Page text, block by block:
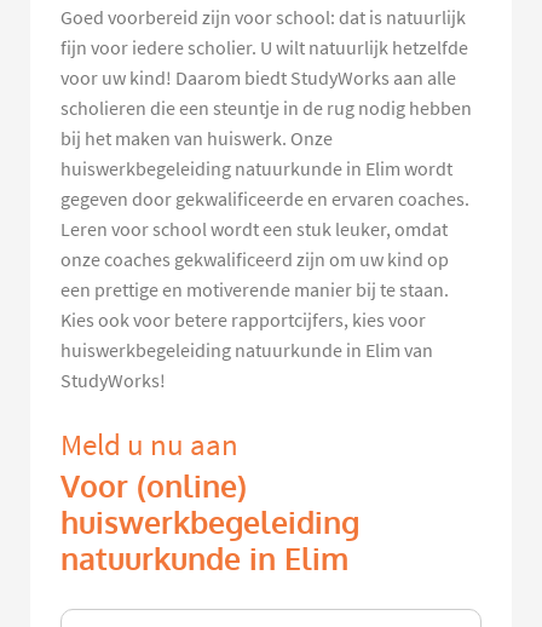
Goed voorbereid zijn voor school: dat is natuurlijk
fijn voor iedere scholier. U wilt natuurlijk hetzelfde
voor uw kind! Daarom biedt StudyWorks aan alle
scholieren die een steuntje in de rug nodig hebben
bij het maken van huiswerk. Onze
huiswerkbegeleiding natuurkunde in Elim wordt
gegeven door gekwalificeerde en ervaren coaches.
Leren voor school wordt een stuk leuker, omdat
onze coaches gekwalificeerd zijn om uw kind op
een prettige en motiverende manier bij te staan.
Kies ook voor betere rapportcijfers, kies voor
huiswerkbegeleiding natuurkunde in Elim van
StudyWorks!
Meld u nu aan
Voor (online)
huiswerkbegeleiding
natuurkunde in Elim